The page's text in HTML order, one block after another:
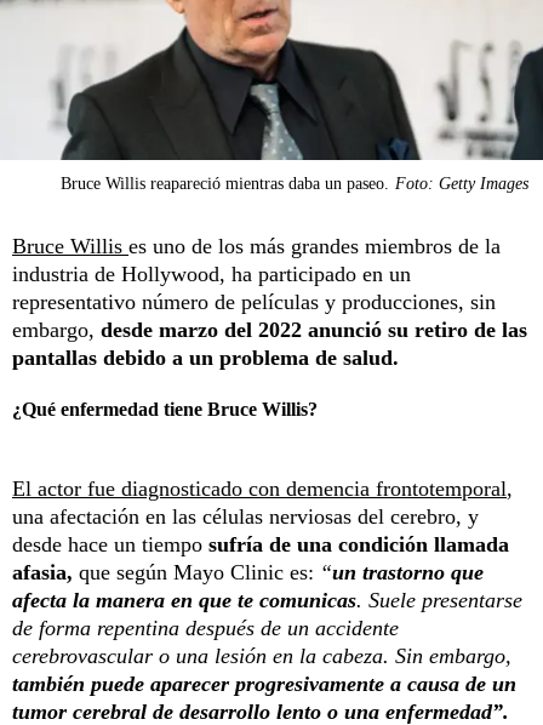
Bruce Willis reapareció mientras daba un paseo. Foto: Getty Images
Bruce Willis es uno de los más grandes miembros de la
industria de Hollywood, ha participado en un
representativo número de películas y producciones, sin
embargo, desde marzo del 2022 anunció su retiro de las
pantallas debido a un problema de salud.
¿Qué enfermedad tiene Bruce Willis?
El actor fue diagnosticado con demencia frontotemporal,
una afectación en las células nerviosas del cerebro, y
desde hace un tiempo sufría de una condición llamada
afasia, que según Mayo Clinic es: “un trastorno que
afecta la manera en que te comunicas. Suele presentarse
de forma repentina después de un accidente
cerebrovascular o una lesión en la cabeza. Sin embargo,
también puede aparecer progresivamente a causa de un
tumor cerebral de desarrollo lento o una enfermedad”.